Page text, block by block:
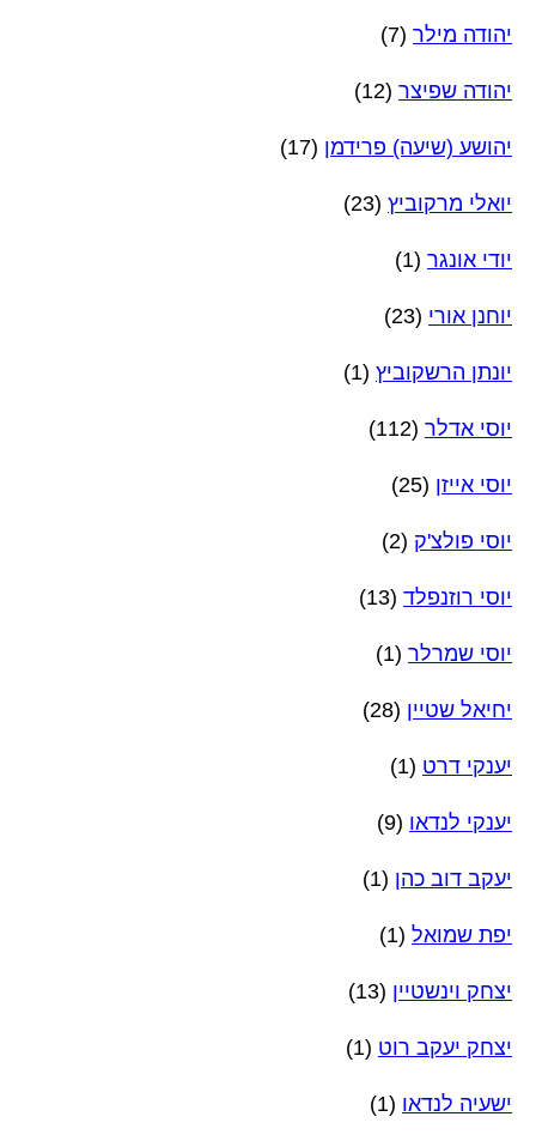
יהודה מילר (7)
יהודה שפיצר (12)
יהושע (שיעה) פרידמן (17)
יואלי מרקוביץ (23)
יודי אונגר (1)
יוחנן אורי (23)
יונתן הרשקוביץ (1)
יוסי אדלר (112)
יוסי אייזן (25)
יוסי פולצ'ק (2)
יוסי רוזנפלד (13)
יוסי שמרלר (1)
יחיאל שטיין (28)
יענקי דרט (1)
יענקי לנדאו (9)
יעקב דוב כהן (1)
יפת שמואל (1)
יצחק וינשטיין (13)
יצחק יעקב רוט (1)
ישעיה לנדאו (1)